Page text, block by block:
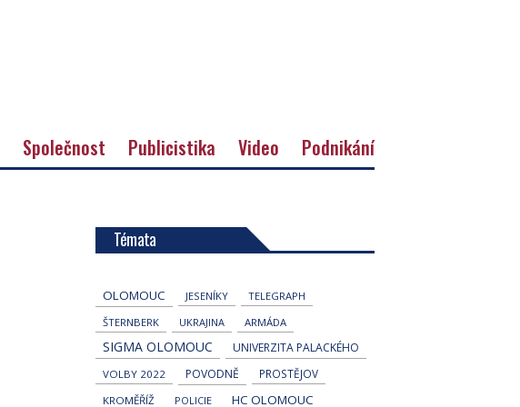
Společnost Publicistika Video Podnikání
Témata
OLOMOUC JESENÍKY
TELEGRAPH
ŠTERNBERK
UKRAJINA ARMÁDA
SIGMA OLOMOUC UNIVERZITA PALACKÉHO
VOLBY 2022 POVODNĚ PROSTĚJOV
KROMĚŘÍŽ POLICIE HC OLOMOUC